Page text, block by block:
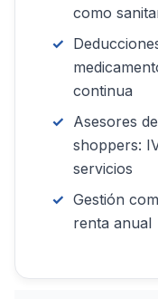
como
continua
Asesores
shoppers:
servicios
Gestión
renta anual